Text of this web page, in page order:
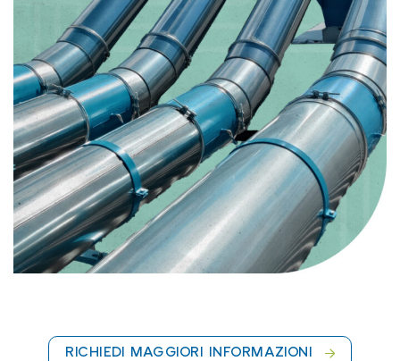
RICHIEDI MAGGIORI INFORMAZIONI